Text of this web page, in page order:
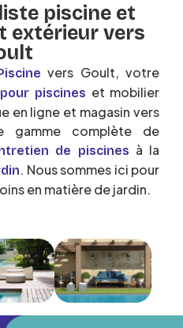
piscine et
extérieur vers
vers Goult, votre
piscines et mobilier
en ligne et magasin vers
gamme complète de
de piscines à la
. Nous sommes ici pour
en matière de jardin.